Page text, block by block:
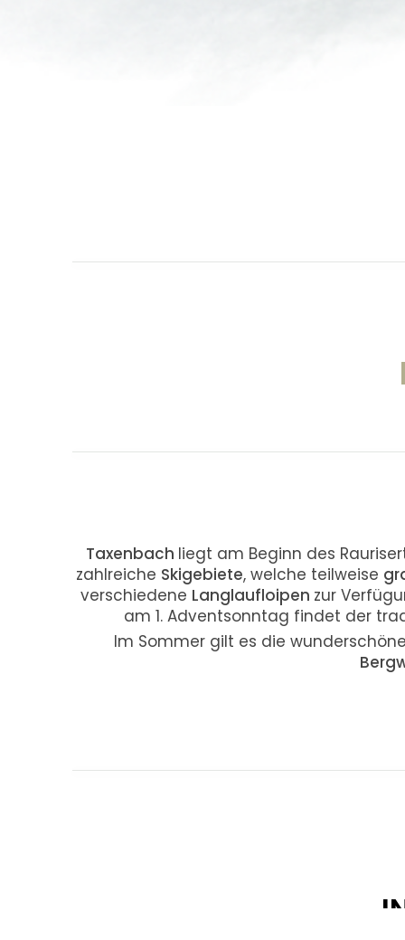
Taxenbach liegt am Beginn des
zahlreiche Skigebiete, welche teilweise
verschiedene Langlaufloipen zur
am 1. Adventsonntag findet der
Im Sommer gilt es die